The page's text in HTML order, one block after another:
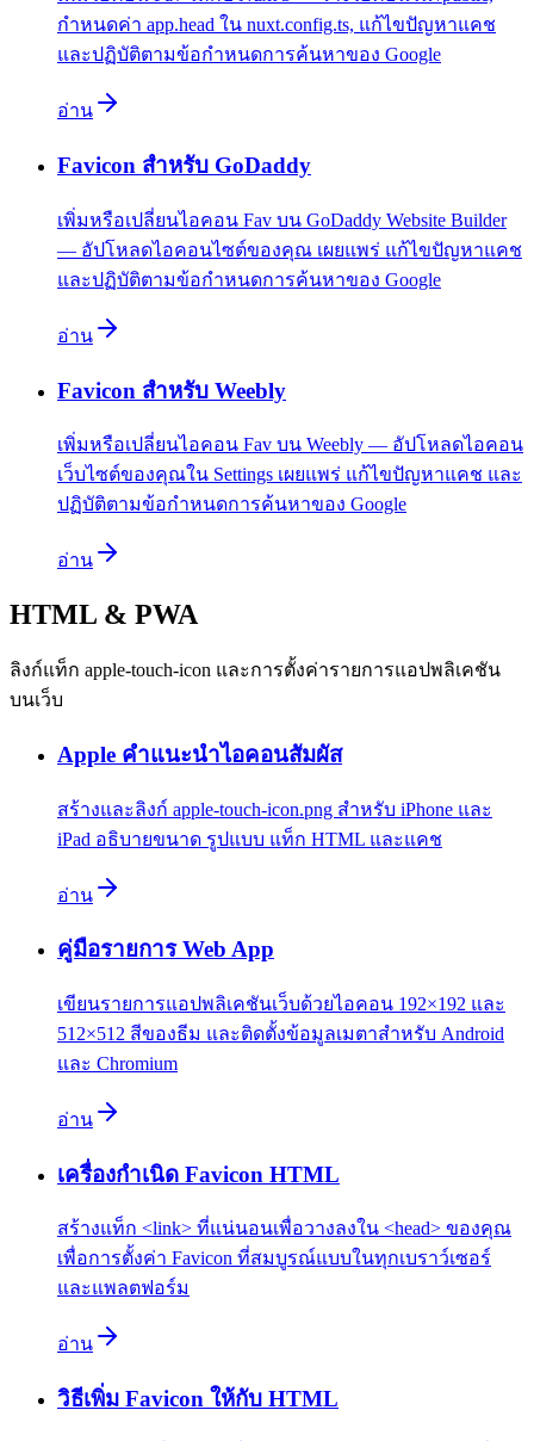
กำหนดค่า app.head ใน nuxt.config.ts, แก้ไขปัญหาแคช
และปฏิบัติตามข้อกำหนดการค้นหาของ Google
อ่าน
Favicon สำหรับ GoDaddy
เพิ่มหรือเปลี่ยนไอคอน Fav บน GoDaddy Website Builder
— อัปโหลดไอคอนไซต์ของคุณ เผยแพร่ แก้ไขปัญหาแคช
และปฏิบัติตามข้อกำหนดการค้นหาของ Google
อ่าน
Favicon สำหรับ Weebly
เพิ่มหรือเปลี่ยนไอคอน Fav บน Weebly — อัปโหลดไอคอน
เว็บไซต์ของคุณใน Settings เผยแพร่ แก้ไขปัญหาแคช และ
ปฏิบัติตามข้อกำหนดการค้นหาของ Google
อ่าน
HTML & PWA
ลิงก์แท็ก apple-touch-icon และการตั้งค่ารายการแอปพลิเคชัน
บนเว็บ
Apple คำแนะนำไอคอนสัมผัส
สร้างและลิงก์ apple-touch-icon.png สำหรับ iPhone และ
iPad อธิบายขนาด รูปแบบ แท็ก HTML และแคช
อ่าน
คู่มือรายการ Web App
เขียนรายการแอปพลิเคชันเว็บด้วยไอคอน 192×192 และ
512×512 สีของธีม และติดตั้งข้อมูลเมตาสำหรับ Android
และ Chromium
อ่าน
เครื่องกำเนิด Favicon HTML
สร้างแท็ก <link> ที่แน่นอนเพื่อวางลงใน <head> ของคุณ
เพื่อการตั้งค่า Favicon ที่สมบูรณ์แบบในทุกเบราว์เซอร์
และแพลตฟอร์ม
อ่าน
วิธีเพิ่ม Favicon ให้กับ HTML